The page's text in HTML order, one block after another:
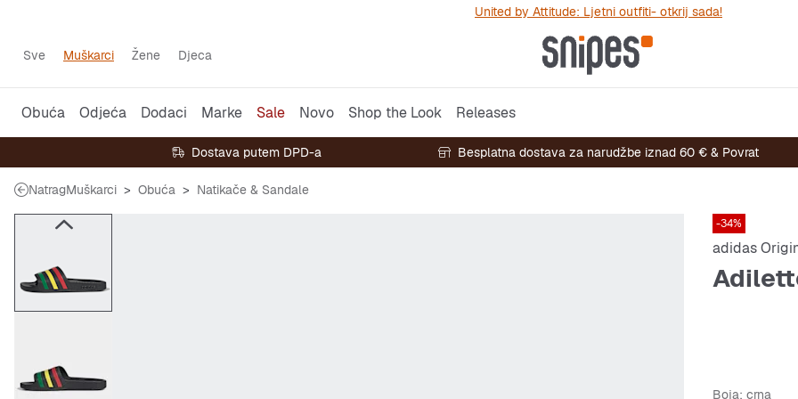
United by Attitude: Ljetni outfiti- otkrij sada!
Sve Muškarci Žene Djeca
Obuća Odjeća Dodaci Marke Sale Novo Shop the Look Releases
Dostava putem DPD-a Besplatna dostava za narudžbe iznad 60 € & Povrat
NatragMuškarci Obuća Natikače & Sandale
-34%
adidas
Boja: crna